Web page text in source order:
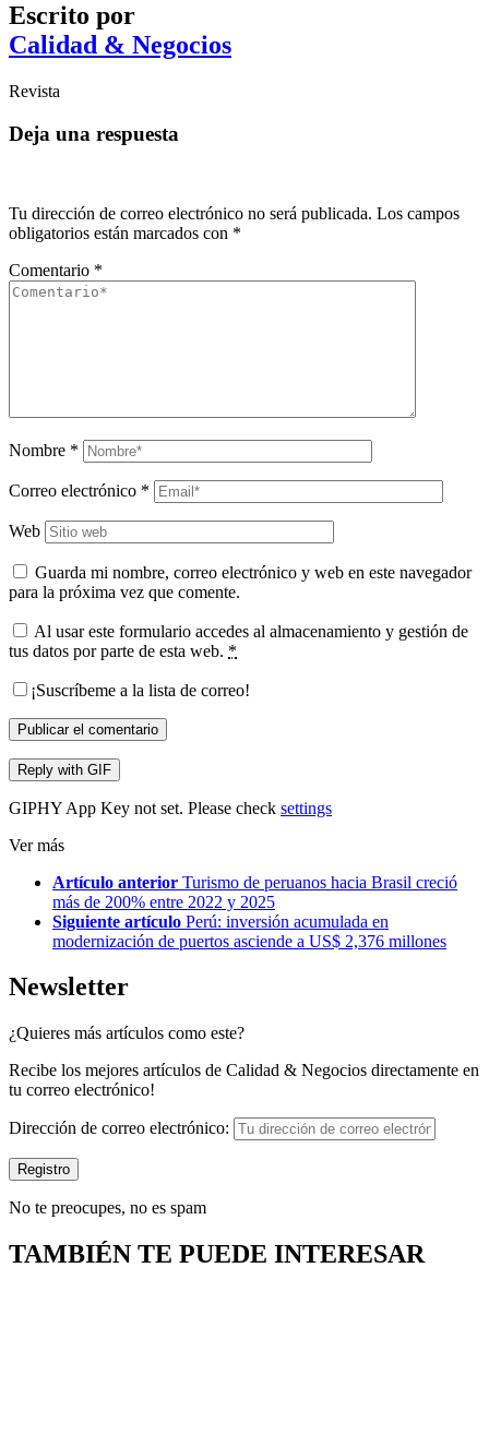
Escrito por
Calidad & Negocios
Revista
Deja una respuesta
Tu dirección de correo electrónico no será publicada. Los campos
obligatorios están marcados con *
Comentario *
Nombre *
Correo electrónico *
Web
Guarda mi nombre, correo electrónico y web en este navegador
para la próxima vez que comente.
Al usar este formulario accedes al almacenamiento y gestión de
tus datos por parte de esta web. *
¡Suscríbeme a la lista de correo!
Publicar el comentario
Reply with GIF
GIPHY App Key not set. Please check settings
Ver más
Artículo anterior Turismo de peruanos hacia Brasil creció
más de 200% entre 2022 y 2025
Siguiente artículo Perú: inversión acumulada en
modernización de puertos asciende a US$ 2,376 millones
Newsletter
¿Quieres más artículos como este?
Recibe los mejores artículos de Calidad & Negocios directamente en
tu correo electrónico!
Dirección de correo electrónico:
No te preocupes, no es spam
TAMBIÉN TE PUEDE INTERESAR